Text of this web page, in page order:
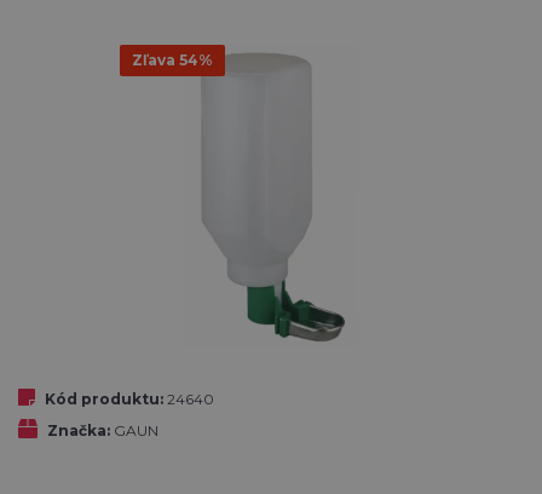
Zľava 54%
Kód produktu: 24640
Značka: GAUN